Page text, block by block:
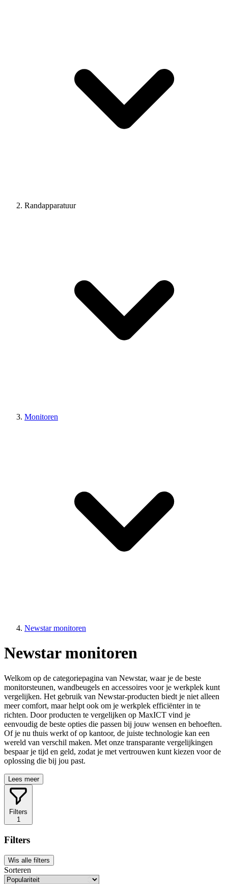
Randapparatuur
Monitoren
Newstar monitoren
Newstar monitoren
Welkom op de categoriepagina van Newstar, waar je de beste
monitorsteunen, wandbeugels en accessoires voor je werkplek kunt
vergelijken. Het gebruik van Newstar-producten biedt je niet alleen
meer comfort, maar helpt ook om je werkplek efficiënter in te
richten. Door producten te vergelijken op MaxICT vind je
eenvoudig de beste opties die passen bij jouw wensen en behoeften.
Of je nu thuis werkt of op kantoor, de juiste technologie kan een
wereld van verschil maken. Met onze transparante vergelijkingen
bespaar je tijd en geld, zodat je met vertrouwen kunt kiezen voor de
oplossing die bij jou past.
Lees meer
Filters
1
Filters
Wis alle filters
Sorteren